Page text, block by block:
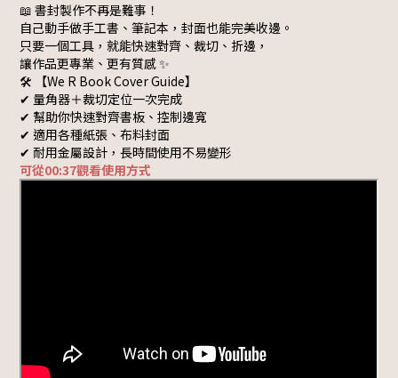
📖 書封製作不再是難事！
自己動手做手工書、筆記本，封面也能完美收邊。
只要一個工具，就能快速對齊、裁切、折邊，
讓作品更專業、更有質感 ✨
🛠 【We R Book Cover Guide】
✔ 量角器＋裁切定位一次完成
✔ 幫助你快速對齊書板、控制邊寬
✔ 適用各種紙張、布料封面
✔ 耐用金屬設計，長時間使用不易變形
可從00:37觀看使用方式